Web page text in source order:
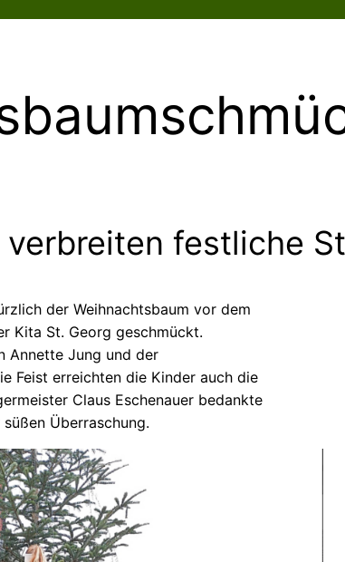
festliche
der Weihnachtsbaum vor dem
Kita St. Georg geschmückt.
Annette Jung und der
Feist erreichten die Kinder auch die
Claus Eschenauer bedankte
Überraschung.